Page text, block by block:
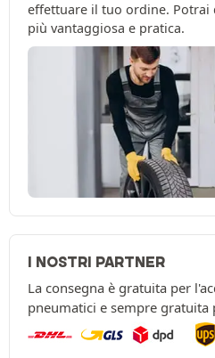
effettuare il tuo ordine. Potrai
più vantaggiosa e pratica.
I NOSTRI PARTNER
La consegna è gratuita per
pneumatici e sempre